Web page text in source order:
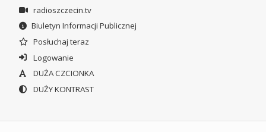
radioszczecin.tv
Biuletyn Informacji Publicznej
Posłuchaj teraz
Logowanie
DUŻA CZCIONKA
DUŻY KONTRAST